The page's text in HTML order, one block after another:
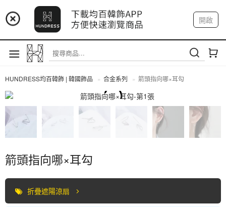
📢 市集預告：9/4-9/6 淡水捷運站
📢 市集預告：9/12-9/13 八里海巡基地
📢 市集預告：8/22-8/23 桃園青埔置地廣場
開啟
註冊 我的帳戶
HUNDRESS均百韓飾 | 韓國飾品 合金系列 箭頭指向哪×耳勾
箭頭指向哪×耳勾
折疊遮陽涼扇